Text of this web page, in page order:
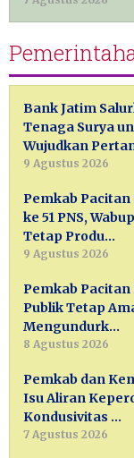
Bank Jatim
Tenaga Surya
Wujudkan
9 Agustus 2026
Pemkab Pacitan
ke 51 PNS,
Tetap Produ…
9 Agustus 2026
Pemkab
Publik Tetap
Mengundurk…
8 Agustus 2026
Pemkab dan
Isu Aliran
Kondusivitas …
7 Agustus 2026